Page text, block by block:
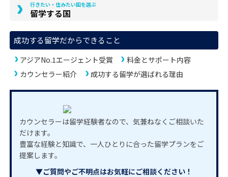
行きたい・住みたい国を選ぶ
留学する国
成功する留学だからできること
アジアNo.1エージェント受賞
料金とサポート内容
カウンセラー紹介
成功する留学が選ばれる理由
カウンセラーは留学経験者なので、気兼ねなくご相談いた
だけます。
豊富な経験と知識で、一人ひとりに合った留学プランをご
提案します。
▼ご質問やご不明点はお気軽にご相談ください！